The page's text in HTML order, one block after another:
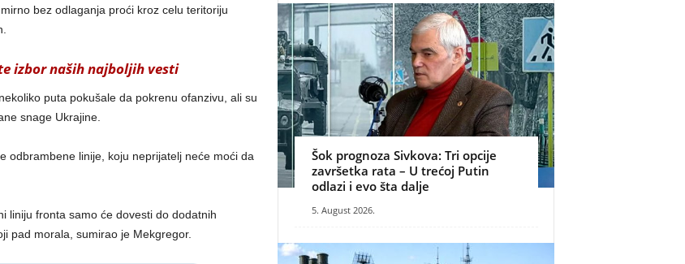
bez odlaganja proći kroz celu teritoriju
izbor naših najboljih vesti
puta pokušale da pokrenu ofanzivu, ali su
snage Ukrajine.
odbrambene linije, koju neprijatelj neće moći da
liniju fronta samo će dovesti do dodatnih
pad morala, sumirao je Mekgregor.
Šok prognoza Sivkova: Tri opcije
završetka rata – U trećoj Putin
odlazi i evo šta dalje
5. August 2026.